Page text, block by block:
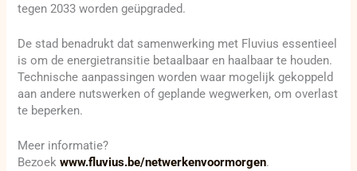
tegen 2033 worden geüpgraded.
De stad benadrukt dat samenwerking met Fluvius essentieel
is om de energietransitie betaalbaar en haalbaar te houden.
Technische aanpassingen worden waar mogelijk gekoppeld
aan andere nutswerken of geplande wegwerken, om overlast
te beperken.
Meer informatie?
Bezoekwww.fluvius.be/netwerkenvoormorgen.